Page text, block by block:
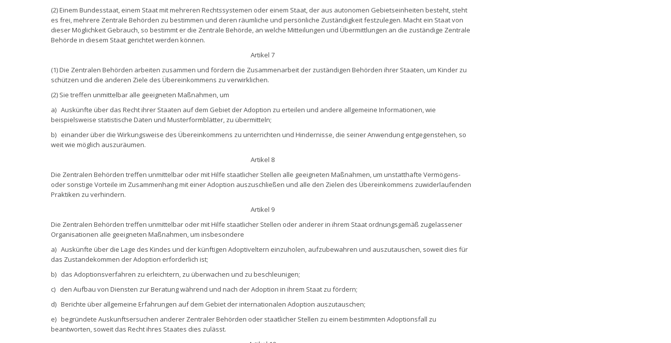
(2) Einem Bundesstaat, einem Staat mit mehreren Rechtssystemen oder einem Staat, der aus autonomen Gebietseinheiten besteht, steht
es frei, mehrere Zentrale Behörden zu bestimmen und deren räumliche und persönliche Zuständigkeit festzulegen. Macht ein Staat von
dieser Möglichkeit Gebrauch, so bestimmt er die Zentrale Behörde, an welche Mitteilungen und Übermittlungen an die zuständige Zentrale
Behörde in diesem Staat gerichtet werden können.
Artikel 7
(1) Die Zentralen Behörden arbeiten zusammen und fördern die Zusammenarbeit der zuständigen Behörden ihrer Staaten, um Kinder zu
schützen und die anderen Ziele des Übereinkommens zu verwirklichen.
(2) Sie treffen unmittelbar alle geeigneten Maßnahmen, um
a) Auskünfte über das Recht ihrer Staaten auf dem Gebiet der Adoption zu erteilen und andere allgemeine Informationen, wie
beispielsweise statistische Daten und Musterformblätter, zu übermitteln;
b) einander über die Wirkungsweise des Übereinkommens zu unterrichten und Hindernisse, die seiner Anwendung entgegenstehen, so
weit wie möglich auszuräumen.
Artikel 8
Die Zentralen Behörden treffen unmittelbar oder mit Hilfe staatlicher Stellen alle geeigneten Maßnahmen, um unstatthafte Vermögens-
oder sonstige Vorteile im Zusammenhang mit einer Adoption auszuschließen und alle den Zielen des Übereinkommens zuwiderlaufenden
Praktiken zu verhindern.
Artikel 9
Die Zentralen Behörden treffen unmittelbar oder mit Hilfe staatlicher Stellen oder anderer in ihrem Staat ordnungsgemäß zugelassener
Organisationen alle geeigneten Maßnahmen, um insbesondere
a) Auskünfte über die Lage des Kindes und der künftigen Adoptiveltern einzuholen, aufzubewahren und auszutauschen, soweit dies für
das Zustandekommen der Adoption erforderlich ist;
b) das Adoptionsverfahren zu erleichtern, zu überwachen und zu beschleunigen;
c) den Aufbau von Diensten zur Beratung während und nach der Adoption in ihrem Staat zu fördern;
d) Berichte über allgemeine Erfahrungen auf dem Gebiet der internationalen Adoption auszutauschen;
e) begründete Auskunftsersuchen anderer Zentraler Behörden oder staatlicher Stellen zu einem bestimmten Adoptionsfall zu
beantworten, soweit das Recht ihres Staates dies zulässt.